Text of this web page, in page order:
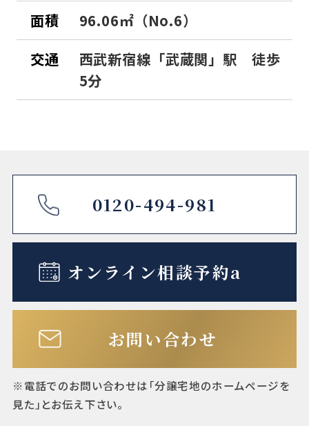
面積
96.06㎡（No.6）
交通
⻄武新宿線「武蔵関」駅 徒歩
5分
0120-494-981
オンライン相談予約a
お問い合わせ
※電話でのお問い合わせは「分譲宅地のホームページを
見た」とお伝え下さい。